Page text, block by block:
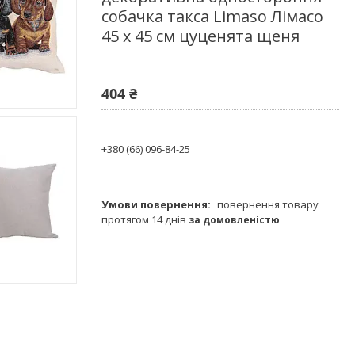
собачка такса Limaso Лімасо
45 х 45 см цуценята щеня
404 ₴
+380 (66) 096-84-25
повернення товару
протягом 14 днів за домовленістю